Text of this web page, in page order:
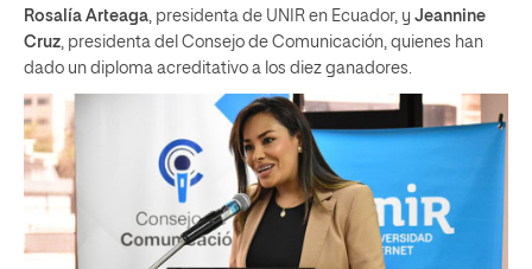
Rosalía Arteaga , presidenta de UNIR en Ecuador, y Jeannine
Cruz , presidenta del Consejo de Comunicación, quienes han
dado un diploma acreditativo a los diez ganadores.